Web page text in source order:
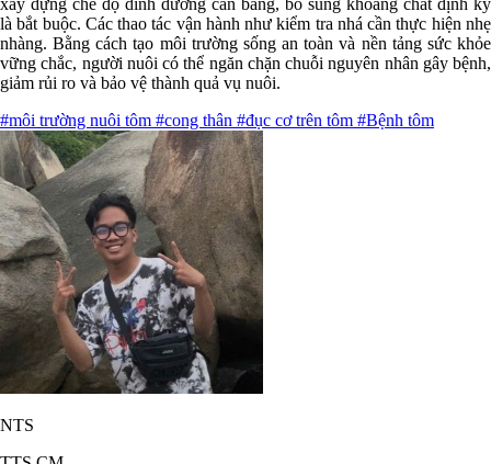
xây dựng chế độ dinh dưỡng cân bằng, bổ sung khoáng chất định kỳ
là bắt buộc. Các thao tác vận hành như kiểm tra nhá cần thực hiện nhẹ
nhàng. Bằng cách tạo môi trường sống an toàn và nền tảng sức khỏe
vững chắc, người nuôi có thể ngăn chặn chuỗi nguyên nhân gây bệnh,
giảm rủi ro và bảo vệ thành quả vụ nuôi.
#môi trường nuôi tôm #cong thân #đục cơ trên tôm #Bệnh tôm
NTS